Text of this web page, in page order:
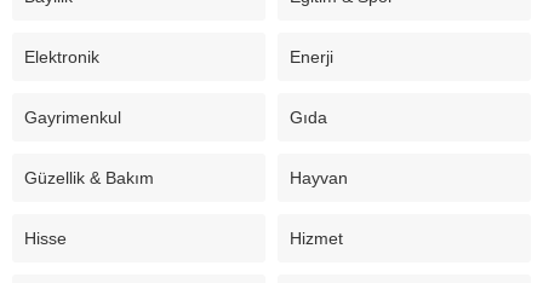
Elektronik Enerji
Gayrimenkul Gıda
Güzellik & Bakım Hayvan
Hisse Hizmet